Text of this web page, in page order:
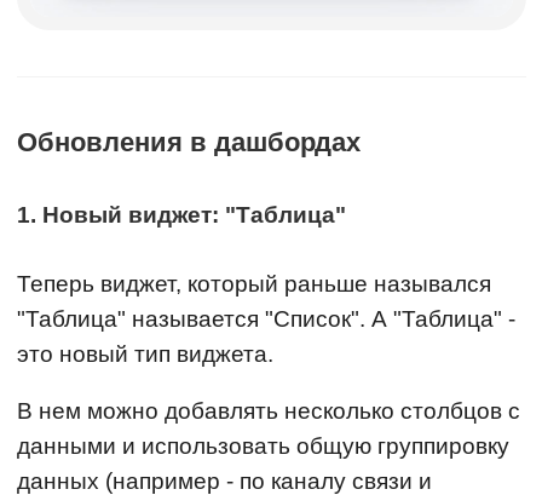
Обновления в дашбордах
1. Новый виджет: "Таблица"
Теперь виджет, который раньше назывался
"Таблица" называется "Список". А "Таблица" -
это новый тип виджета.
В нем можно добавлять несколько столбцов с
данными и использовать общую группировку
данных (например - по каналу связи и